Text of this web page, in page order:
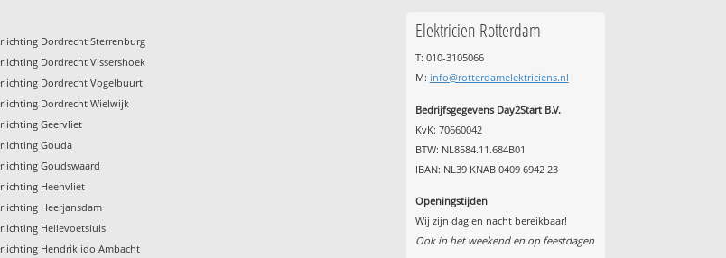
Dordrecht Sterrenburg
Dordrecht Vissershoek
Dordrecht Vogelbuurt
Dordrecht Wielwijk
Geervliet
Gouda
Goudswaard
Heenvliet
Heerjansdam
Hellevoetsluis
Hendrik ido Ambacht
Elektricien Rotterdam
T: 010-3105066
M: info@rotterdamelektriciens.nl
Bedrijfsgegevens Day2Start B.V.
KvK: 70660042
BTW: NL8584.11.684B01
IBAN: NL39 KNAB 0409 6942 23
Openingstijden
Wij zijn dag en nacht bereikbaar!
Ook in het weekend en op feestdagen